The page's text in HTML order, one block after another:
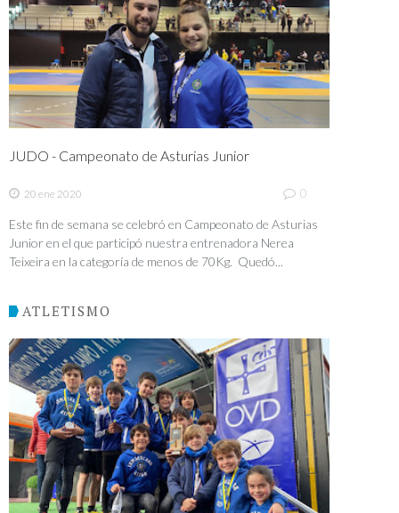
JUDO - Campeonato de Asturias Junior
20 ene 2020 0
Este fin de semana se celebró en Campeonato de Asturias
Junior en el que participó nuestra entrenadora Nerea
Teixeira en la categoría de menos de 70Kg. Quedó...
ATLETISMO